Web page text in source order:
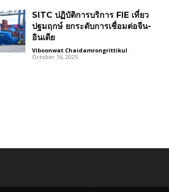
SITC ปฏิบัติการบริการ FIE เที่ยว
ปฐมฤกษ์ ยกระดับการเชื่อมต่อจีน-
อินเดีย
Viboonwat Chaidamrongrittikul -
October 16, 2025